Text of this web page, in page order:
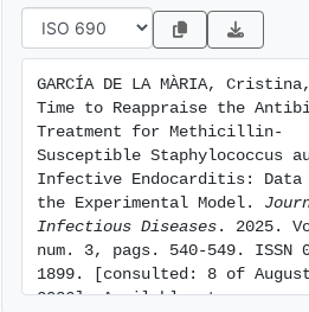
GARCÍA DE LA MÀRIA,
Time to Reappraise the
Treatment for Methicillin-
Susceptible Staphylococcus
Infective Endocarditis: Data
the Experimental Model.
Infectious Diseases . 2025.
num. 3, pags. 540-549. ISSN
1899. [consulted: 8 of
2026]. Available at: